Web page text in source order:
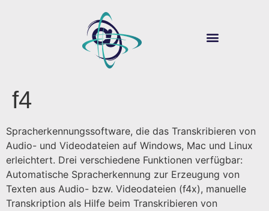
f4
Spracherkennungssoftware, die das Transkribieren von
Audio- und Videodateien auf Windows, Mac und Linux
erleichtert. Drei verschiedene Funktionen verfügbar:
Automatische Spracherkennung zur Erzeugung von
Texten aus Audio- bzw. Videodateien (f4x), manuelle
Transkription als Hilfe beim Transkribieren von